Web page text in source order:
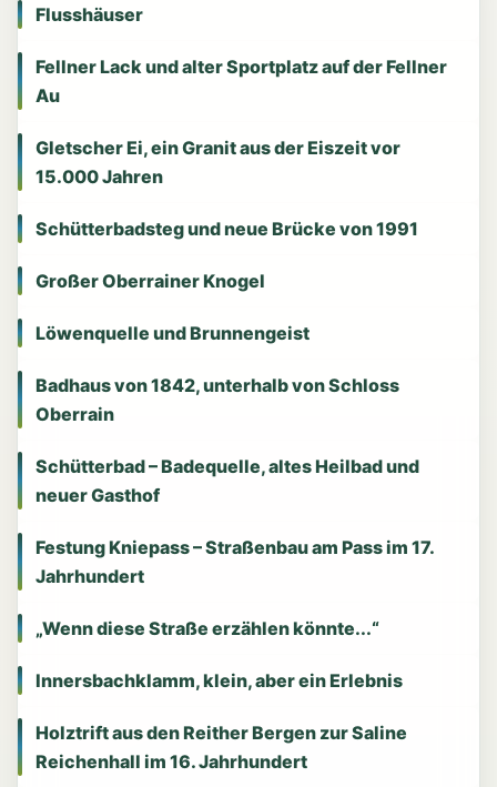
Flusshäuser
Fellner Lack und alter Sportplatz auf der Fellner
Au
Gletscher Ei, ein Granit aus der Eiszeit vor
15.000 Jahren
Schütterbadsteg und neue Brücke von 1991
Großer Oberrainer Knogel
Löwenquelle und Brunnengeist
Badhaus von 1842, unterhalb von Schloss
Oberrain
Schütterbad – Badequelle, altes Heilbad und
neuer Gasthof
Festung Kniepass – Straßenbau am Pass im 17.
Jahrhundert
„Wenn diese Straße erzählen könnte...“
Innersbachklamm, klein, aber ein Erlebnis
Holztrift aus den Reither Bergen zur Saline
Reichenhall im 16. Jahrhundert